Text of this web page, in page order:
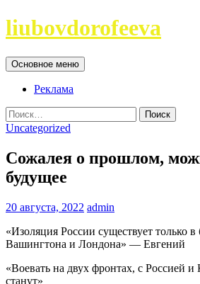
Перейти
к
liubovdorofeeva
Поиск
Основное меню
Реклама
Найти:
Uncategorized
Сожалея о прошлом,
будущее
20 августа, 2022 admin
«Изоляция России существует только
Вашингтона и Лондона» — Евгений
«Воевать на двух фронтах, с Россией
станут»